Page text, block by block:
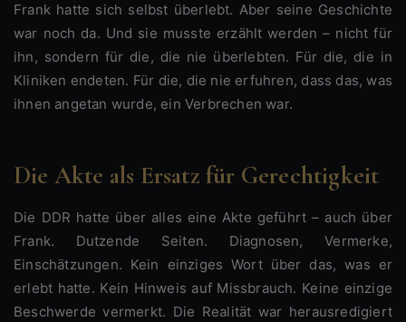
Frank hatte sich selbst überlebt. Aber seine Geschichte
war noch da. Und sie musste erzählt werden – nicht für
ihn, sondern für die, die nie überlebten. Für die, die in
Kliniken endeten. Für die, die nie erfuhren, dass das, was
ihnen angetan wurde, ein Verbrechen war.
Die Akte als Ersatz für Gerechtigkeit
Die DDR hatte über alles eine Akte geführt – auch über
Frank. Dutzende Seiten. Diagnosen, Vermerke,
Einschätzungen. Kein einziges Wort über das, was er
erlebt hatte. Kein Hinweis auf Missbrauch. Keine einzige
Beschwerde vermerkt. Die Realität war herausredigiert